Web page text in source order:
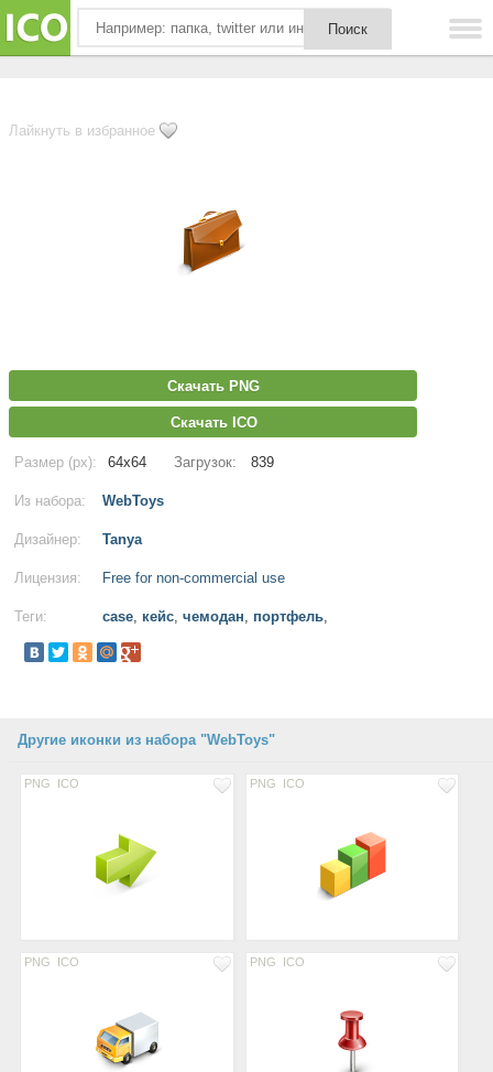
Лайкнуть в избранное
Скачать PNG
Скачать ICO
Размер (px): 64x64 Загрузок: 839
Из набора: WebToys
Дизайнер: Tanya
Лицензия: Free for non-commercial use
Теги: case, кейс, чемодан, портфель,
Другие иконки из набора "WebToys"
PNG ICO PNG ICO
PNG ICO PNG ICO